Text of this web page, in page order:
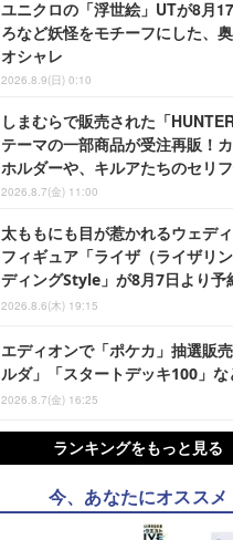
ユニクロの「浮世絵」UTが8月
ろなど妖怪をモチーフにした、
オシャレ
2026.8.9(日) 0:10
しまむらで販売された「
テーマの一部商品が受注再販！
ホルダーや、キルアたちのセリ
2026.8.7(金) 11:00
太ももにも目が惹かれるウェデ
フィギュア「ライザ（ライザリ
ディングStyle」が8月7日より予
2026.8.6(木) 19:15
エディオンで「ポケカ」抽選販
ルダ」「スタートデッキ100」
2026.8.7(金) 16:25
ランキングをもっと見る
今、あなたにオススメ